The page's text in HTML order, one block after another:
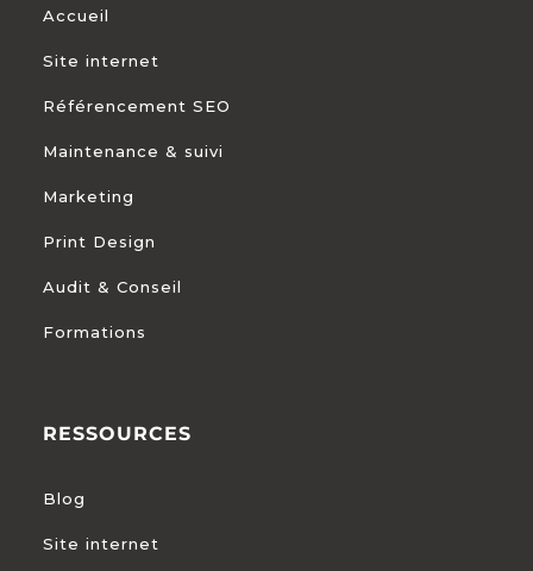
Accueil
Site internet
Référencement SEO
Maintenance & suivi
Marketing
Print Design
Audit & Conseil
Formations
RESSOURCES
Blog
Site internet